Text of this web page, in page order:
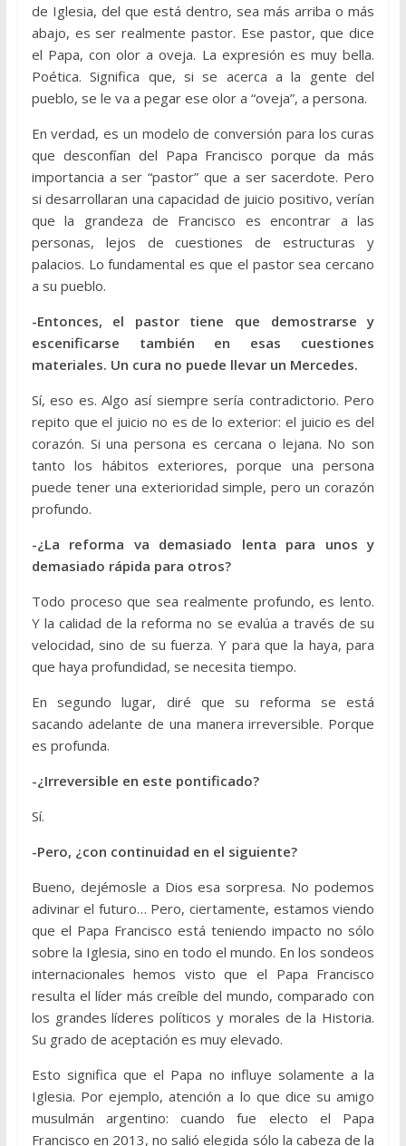
de Iglesia, del que está dentro, sea más arriba o más
abajo, es ser realmente pastor. Ese pastor, que dice
el Papa, con olor a oveja. La expresión es muy bella.
Poética. Significa que, si se acerca a la gente del
pueblo, se le va a pegar ese olor a “oveja”, a persona.
En verdad, es un modelo de conversión para los curas
que desconfían del Papa Francisco porque da más
importancia a ser “pastor” que a ser sacerdote. Pero
si desarrollaran una capacidad de juicio positivo, verían
que la grandeza de Francisco es encontrar a las
personas, lejos de cuestiones de estructuras y
palacios. Lo fundamental es que el pastor sea cercano
a su pueblo.
-Entonces, el pastor tiene que demostrarse y
escenificarse también en esas cuestiones
materiales. Un cura no puede llevar un Mercedes.
Sí, eso es. Algo así siempre sería contradictorio. Pero
repito que el juicio no es de lo exterior: el juicio es del
corazón. Si una persona es cercana o lejana. No son
tanto los hábitos exteriores, porque una persona
puede tener una exterioridad simple, pero un corazón
profundo.
-¿La reforma va demasiado lenta para unos y
demasiado rápida para otros?
Todo proceso que sea realmente profundo, es lento.
Y la calidad de la reforma no se evalúa a través de su
velocidad, sino de su fuerza. Y para que la haya, para
que haya profundidad, se necesita tiempo.
En segundo lugar, diré que su reforma se está
sacando adelante de una manera irreversible. Porque
es profunda.
-¿Irreversible en este pontificado?
Sí.
-Pero, ¿con continuidad en el siguiente?
Bueno, dejémosle a Dios esa sorpresa. No podemos
adivinar el futuro… Pero, ciertamente, estamos viendo
que el Papa Francisco está teniendo impacto no sólo
sobre la Iglesia, sino en todo el mundo. En los sondeos
internacionales hemos visto que el Papa Francisco
resulta el líder más creíble del mundo, comparado con
los grandes líderes políticos y morales de la Historia.
Su grado de aceptación es muy elevado.
Esto significa que el Papa no influye solamente a la
Iglesia. Por ejemplo, atención a lo que dice su amigo
musulmán argentino: cuando fue electo el Papa
Francisco en 2013, no salió elegida sólo la cabeza de la